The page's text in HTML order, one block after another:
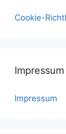
Cookie-
Impressum
Impressum